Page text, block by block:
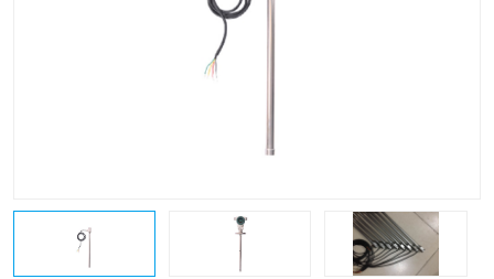
锅炉水位计
流量仪表 加油站液位仪